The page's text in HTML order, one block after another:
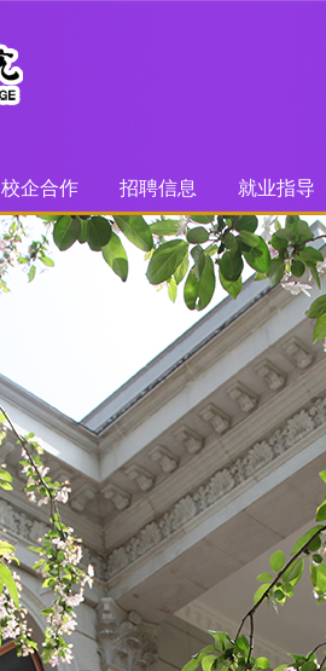
校企合作 招聘信息 就业指导